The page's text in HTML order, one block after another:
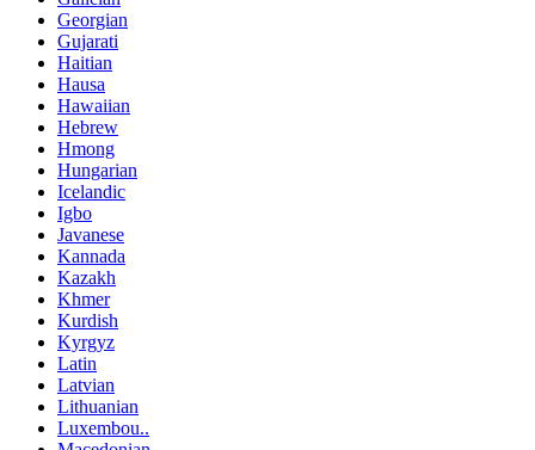
Georgian
Gujarati
Haitian
Hausa
Hawaiian
Hebrew
Hmong
Hungarian
Icelandic
Igbo
Javanese
Kannada
Kazakh
Khmer
Kurdish
Kyrgyz
Latin
Latvian
Lithuanian
Luxembou..